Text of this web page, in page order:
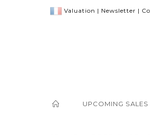
Valuation | Newsletter |
UPCOMING SALES